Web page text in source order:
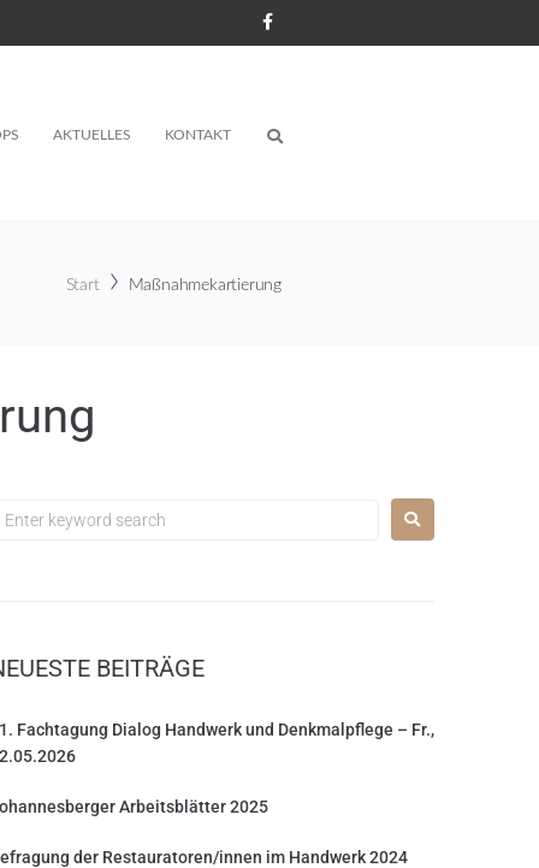
AKTUELLES KONTAKT
Start Maßnahmekartierung
BEITRÄGE
Fachtagung Dialog Handwerk und Denkmalpflege – Fr.,
Arbeitsblätter 2025
der Restauratoren/innen im Handwerk 2024